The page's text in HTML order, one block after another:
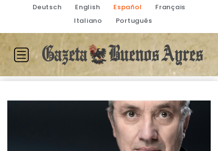
Deutsch English Español
Français
Italiano
Português